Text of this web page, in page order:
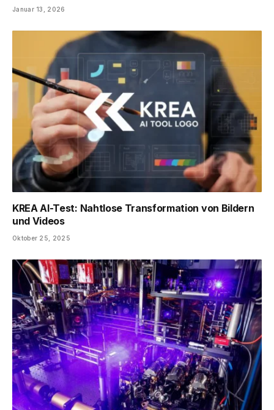
Januar 13, 2026
KREA AI-Test: Nahtlose Transformation von Bildern
und Videos
Oktober 25, 2025